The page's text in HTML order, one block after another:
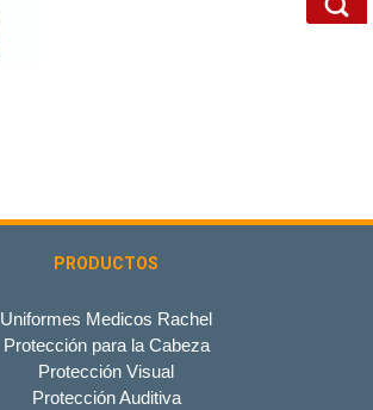
PRODUCTOS
Uniformes Medicos Rachel
Protección para la Cabeza
Protección Visual
Protección Auditiva